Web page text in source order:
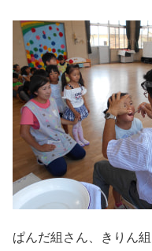
ぱんだ組さん、きりん